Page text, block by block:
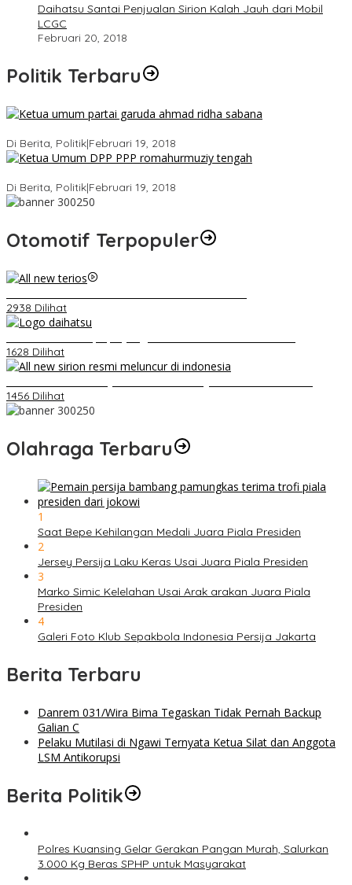
Daihatsu Santai Penjualan Sirion Kalah Jauh dari Mobil
LCGC
Februari 20, 2018
Politik Terbaru
Di Berita, Politik|Februari 19, 2018
Di Berita, Politik|Februari 19, 2018
Otomotif Terpopuler
2938 Dilihat
1628 Dilihat
1456 Dilihat
Olahraga Terbaru
1
Saat Bepe Kehilangan Medali Juara Piala Presiden
2
Jersey Persija Laku Keras Usai Juara Piala Presiden
3
Marko Simic Kelelahan Usai Arak arakan Juara Piala
Presiden
4
Galeri Foto Klub Sepakbola Indonesia Persija Jakarta
Berita Terbaru
Danrem 031/Wira Bima Tegaskan Tidak Pernah Backup
Galian C
Pelaku Mutilasi di Ngawi Ternyata Ketua Silat dan Anggota
LSM Antikorupsi
Berita Politik
Polres Kuansing Gelar Gerakan Pangan Murah, Salurkan
3.000 Kg Beras SPHP untuk Masyarakat